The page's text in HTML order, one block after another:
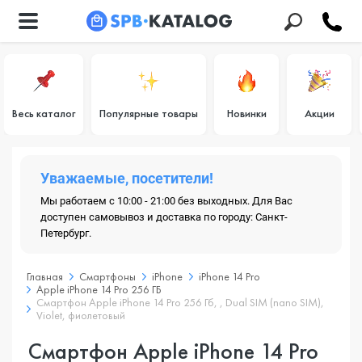
Весь каталог Популярные товары Новинки Акции
Уважаемые, посетители!
Мы работаем с 10:00 - 21:00 без выходных. Для Вас
доступен самовывоз и доставка по городу: Санкт-
Петербург.
Главная Смартфоны iPhone
iPhone 14 Pro
Apple iPhone 14 Pro 256 ГБ
Смартфон Apple iPhone 14 Pro 256 Гб, , Dual SIM (nano SIM),
Violet, фиолетовый
Смартфон Apple iPhone 14 Pro